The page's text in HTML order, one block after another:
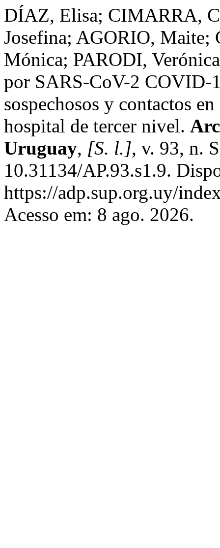
DÍAZ, Elisa; CIMARRA,
Josefina; AGORIO,
Mónica; PARODI,
por SARS-CoV-2 COVID-
sospechosos y contactos
hospital de tercer nivel.
Uruguay, [S. l.], v. 93, n.
10.31134/AP.93.s1.9.
https://adp.sup.org.uy/
Acesso em: 8 ago. 2026.